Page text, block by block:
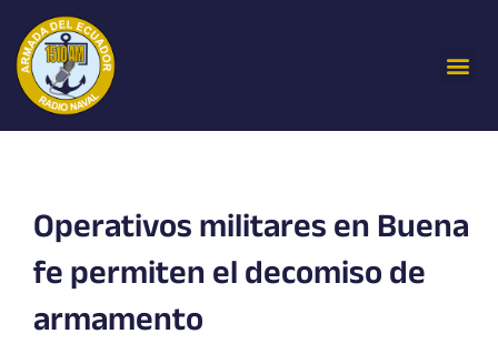
contenido
Operativos militares en Buena
fe permiten el decomiso de
armamento